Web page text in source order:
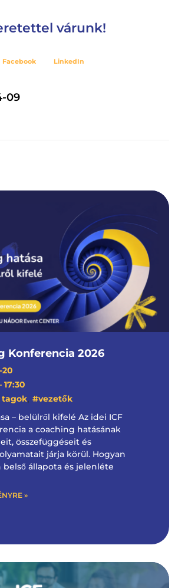
várunk!
Facebook LinkedIn
09
Konferencia 2026
20
17:30
tagok, #vezetők
– belülről kifelé Az idei ICF
a coaching hatásának
összefüggéseit és
járja körül. Hogyan
belső állapota és jelenléte
»